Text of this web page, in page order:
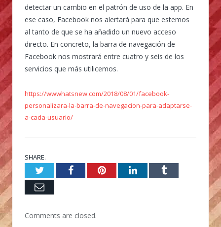
detectar un cambio en el patrón de uso de la app. En
ese caso, Facebook nos alertará para que estemos
al tanto de que se ha añadido un nuevo acceso
directo. En concreto, la barra de navegación de
Facebook nos mostrará entre cuatro y seis de los
servicios que más utilicemos.
https://wwwhatsnew.com/2018/08/01/facebook-
personalizara-la-barra-de-navegacion-para-adaptarse-
a-cada-usuario/
SHARE.
TwitterFacebookPinterestLinkedInTumblr
Email
Comments are closed.